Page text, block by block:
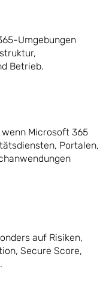
Umgebungen
Betrieb.
Microsoft 365
Portalen,
auf Risiken,
Secure Score,